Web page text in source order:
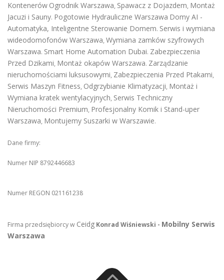
Kontenerów Ogrodnik Warszawa, Spawacz z Dojazdem, Montaż
Jacuzi i Sauny. Pogotowie Hydrauliczne Warszawa Domy AI -
Automatyka, Inteligentne Sterowanie Domem. Serwis i wymiana
wideodomofonów Warszawa, Wymiana zamków szyfrowych
Warszawa. Smart Home Automation Dubai. Zabezpieczenia
Przed Dzikami, Montaż okapów Warszawa. Zarządzanie
nieruchomościami luksusowymi, Zabezpieczenia Przed Ptakami,
Serwis Maszyn Fitness, Odgrzybianie Klimatyzacji, Montaż i
Wymiana kratek wentylacyjnych, Serwis Techniczny
Nieruchomości Premium, Profesjonalny Komik i Stand-uper
Warszawa, Montujemy Suszarki w Warszawie.
Dane firmy:
Numer NIP 8792446683
Numer REGON 021161238
Firma przedsiębiorcy w Ceidg Konrad Wiśniewski - Mobilny Serwis
Warszawa